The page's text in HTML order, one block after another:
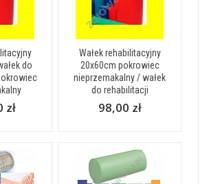
do
zł
Wałek rehabilitacyjny
20x60cm pokrowiec
nieprzemakalny / wałek
do rehabilitacji
98,00 zł